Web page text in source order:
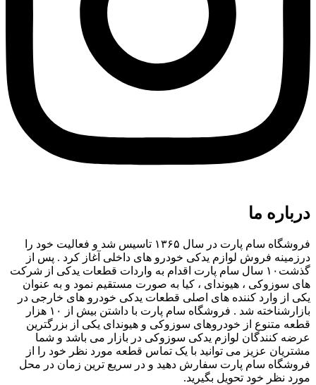
درباره ما
فروشگاه سام پارت در سال ۱۳۶۵ تاسیس شد و فعالیت خود را
درزمینه فروش لوازم یدکی خودرو های داخلی آغاز کرد . پس از
گذشت۱۰ سال سام پارت اقدام به واردات قطعات یدکی از شرکت
های سوزوکی ، هیوندای ، کیا به صورت مستقیم نمود و به عنوان
یکی از وارد کننده های اصلی قطعات یدکی خودرو های خارجی در
بازارشناخته شد . فروشگاه سام پارت با داشتن بیش از ۱۰ هزار
قطعه متنوع از خودروهای سوزوکی و هیوندای یکی از بزرگترین
عرضه کنندگان لوازم یدکی سوزوکی در بازار می باشد و شما
مشتریان عزیز می توانید با یک تماس قطعه مورد نظر خود را از
فروشگاه سام پارت سفارش دهید و در سریع ترین زمان در محل
مورد نظر خود تحویل بگیرید.